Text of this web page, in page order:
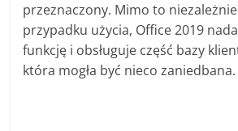
przeznaczony. Mimo to
przypadku użycia, Office 2019
funkcję i obsługuje część bazy
która mogła być nieco zaniedbana.